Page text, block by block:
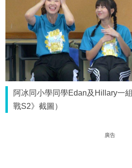
阿冰同小學同學Edan及Hillary一
戰S2》截圖）
廣告